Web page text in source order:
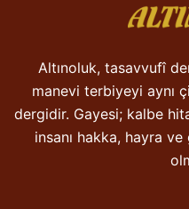
Altınoluk, tasavvufî
manevi terbiyeyi aynı
dergidir. Gayesi; kalbe
insanı hakka, hayra